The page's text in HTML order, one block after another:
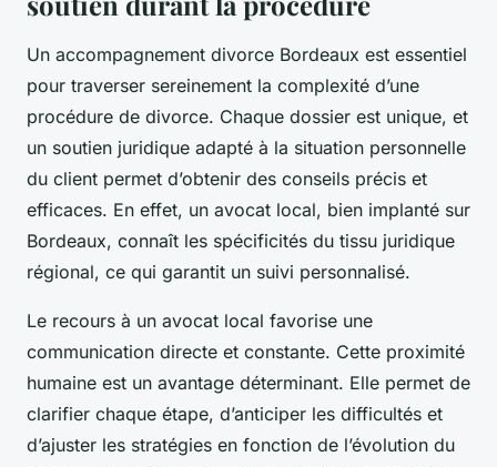
Un accompagnement divorce Bordeaux est essentiel
pour traverser sereinement la complexité d’une
procédure de divorce. Chaque dossier est unique, et
un soutien juridique adapté à la situation personnelle
du client permet d’obtenir des conseils précis et
efficaces. En effet, un avocat local, bien implanté sur
Bordeaux, connaît les spécificités du tissu juridique
régional, ce qui garantit un suivi personnalisé.
Le recours à un avocat local favorise une
communication directe et constante. Cette proximité
humaine est un avantage déterminant. Elle permet de
clarifier chaque étape, d’anticiper les difficultés et
d’ajuster les stratégies en fonction de l’évolution du